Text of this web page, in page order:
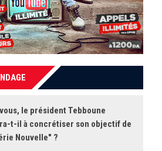
le président Tebboune
t-il à concrétiser son objectif de
Nouvelle" ?